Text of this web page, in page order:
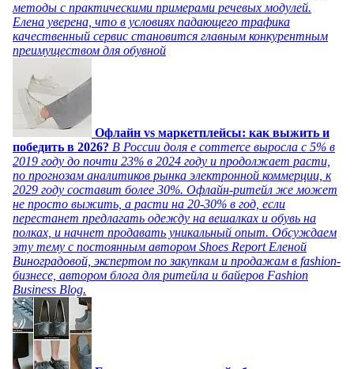
методы с практическими примерами речевых модулей.
Елена уверена, что в условиях падающего трафика
качественный сервис становится главным конкурентным
преимуществом для обувной
Офлайн vs маркетплейсы: как выжить и
победить в 2026? В России доля e commerce выросла с 5% в
2019 году до почти 23% в 2024 году и продолжает расти,
по прогнозам аналитиков рынка электронной коммерции, к
2029 году составит более 30%. Офлайн-ритейл же может
не просто выжить, а расти на 20-30% в год, если
перестанет предлагать одежду на вешалках и обувь на
полках, и начнет продавать уникальный опыт. Обсуждаем
эту тему с постоянным автором Shoes Report Еленой
Виноградовой, экспертом по закупкам и продажам в fashion-
бизнесе, автором блога для ритейла и байеров Fashion
Business Blog.